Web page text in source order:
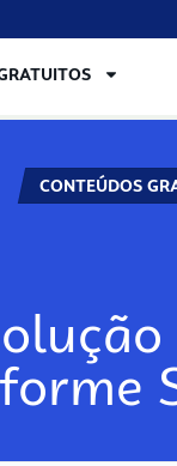
CONTEÚDOS